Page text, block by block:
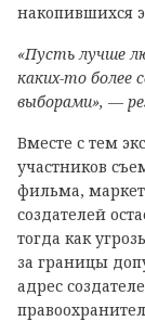
накопившихся
«Пусть лучше
каких-то более
выборами», —
Вместе с тем
участников
фильма,
создателей
тогда как
за границы
адрес